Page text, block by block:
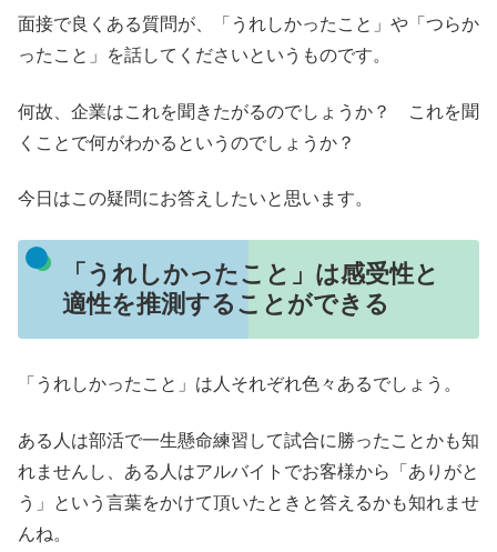
面接で良くある質問が、「うれしかったこと」や「つらか
ったこと」を話してくださいというものです。
何故、企業はこれを聞きたがるのでしょうか？ これを聞
くことで何がわかるというのでしょうか？
今日はこの疑問にお答えしたいと思います。
「うれしかったこと」は感受性と
適性を推測することができる
「うれしかったこと」は人それぞれ色々あるでしょう。
ある人は部活で一生懸命練習して試合に勝ったことかも知
れませんし、ある人はアルバイトでお客様から「ありがと
う」という言葉をかけて頂いたときと答えるかも知れませ
んね。